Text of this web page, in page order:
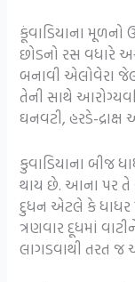
કૂંવાડિયાના મૂળનો
છોડનો રસ વધારે
બનાવી એલોવેરા
તેની સાથે
ઘનવટી, હરડે-
કુવાડિયાના બીજ
થાય છે. આના પર તે
દુધન એટલે કે
ત્રણવાર દૂધમાં
લાગડવાથી તરત જ